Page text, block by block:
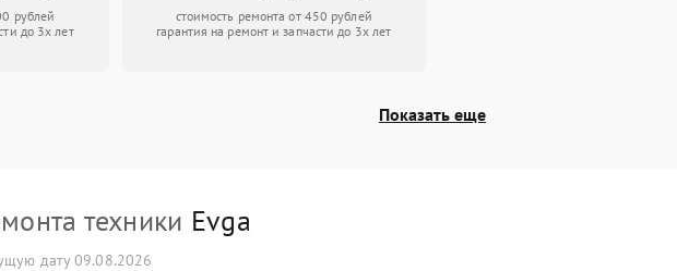
рублей
до 3х лет
стоимость ремонта от 450 рублей
гарантия на ремонт и запчасти до 3х лет
Показать еще
техники Evga
дату 09.08.2026